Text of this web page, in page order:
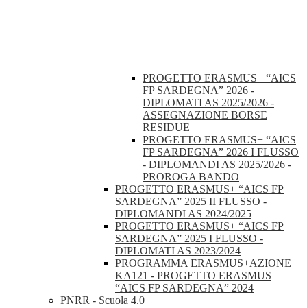
PROGETTO ERASMUS+ “AICS
FP SARDEGNA” 2026 -
DIPLOMATI AS 2025/2026 -
ASSEGNAZIONE BORSE
RESIDUE
PROGETTO ERASMUS+ “AICS
FP SARDEGNA” 2026 I FLUSSO
- DIPLOMANDI AS 2025/2026 -
PROROGA BANDO
PROGETTO ERASMUS+ “AICS FP
SARDEGNA” 2025 II FLUSSO -
DIPLOMANDI AS 2024/2025
PROGETTO ERASMUS+ “AICS FP
SARDEGNA” 2025 I FLUSSO -
DIPLOMATI AS 2023/2024
PROGRAMMA ERASMUS+AZIONE
KA121 - PROGETTO ERASMUS
“AICS FP SARDEGNA” 2024
PNRR - Scuola 4.0